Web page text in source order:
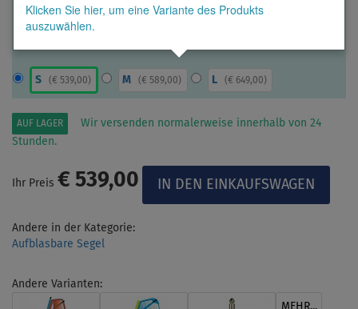
Klicken Sie hier, um eine Variante des Produkts
auszuwählen.
S ( € 539,00) M (€ 589,00) L ( € 649,00)
AUF LAGER
Wir versenden normalerweise innerhalb von 24
Stunden.
Ihr Preis € 539,00
Andere in der Kategorie:
Aufblasbare Segel
Andere Varianten:
MEHR...